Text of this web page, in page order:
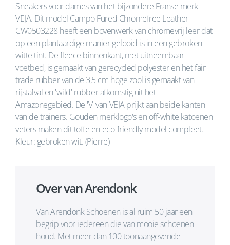
Sneakers voor dames van het bijzondere Franse merk
VEJA. Dit model Campo Fured Chromefree Leather
CW0503228 heeft een bovenwerk van chromevrij leer dat
op een plantaardige manier gelooid is in een gebroken
witte tint. De fleece binnenkant, met uitneembaar
voetbed, is gemaakt van gerecycled polyester en het fair
trade rubber van de 3,5 cm hoge zool is gemaakt van
rijstafval en 'wild' rubber afkomstig uit het
Amazonegebied. De 'V' van VEJA prijkt aan beide kanten
van de trainers. Gouden merklogo's en off-white katoenen
veters maken dit toffe en eco-friendly model compleet.
Kleur: gebroken wit. (Pierre)
Over van Arendonk
Van Arendonk Schoenen is al ruim 50 jaar een
begrip voor iedereen die van mooie schoenen
houd. Met meer dan 100 toonaangevende